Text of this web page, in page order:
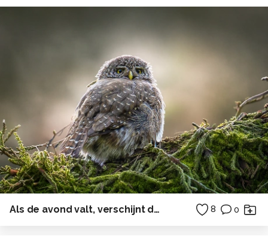
​Als de avond valt, verschijnt de schoonheid 8 0